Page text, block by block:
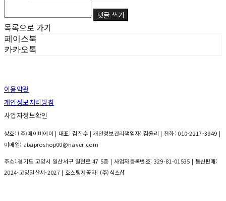
댓글 쓰기
목록으로 가기
페이스북
카카오톡
이용약관
개인정보처리방침
사업자정보확인
상호: (주)에이비에이 | 대표: 김진수 | 개인정보관리책임자: 김율리 | 전화: 010-2217-3949 |
이메일: abaproshop00@naver.com
주소: 경기도 고양시 일산서구 일현로 47 5층 | 사업자등록번호: 329-81-01535 | 통신판매:
2024-고양일산서-2027| 호스팅제공자: (주)식스샵